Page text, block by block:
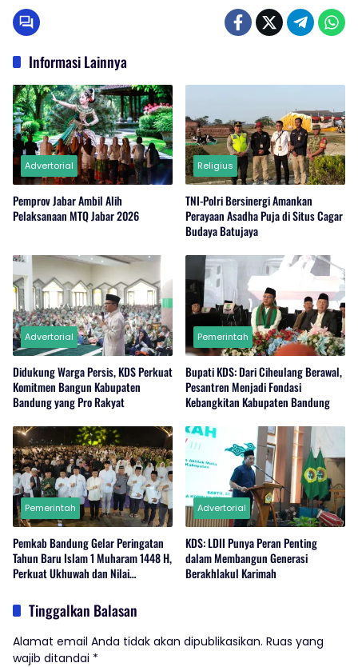
Informasi Lainnya
Advertorial
Pemprov Jabar Ambil Alih
Pelaksanaan MTQ Jabar 2026
Religius
TNI-Polri Bersinergi Amankan
Perayaan Asadha Puja di Situs Cagar
Budaya Batujaya
Advertorial
Didukung Warga Persis, KDS Perkuat
Komitmen Bangun Kabupaten
Bandung yang Pro Rakyat
Pemerintah
Bupati KDS: Dari Ciheulang Berawal,
Pesantren Menjadi Fondasi
Kebangkitan Kabupaten Bandung
Pemerintah
Pemkab Bandung Gelar Peringatan
Tahun Baru Islam 1 Muharam 1448 H,
Perkuat Ukhuwah dan Nilai
Advertorial
KDS: LDII Punya Peran Penting
dalam Membangun Generasi
Berakhlakul Karimah
Tinggalkan Balasan
Alamat email Anda tidak akan dipublikasikan. Ruas yang
wajib ditandai *